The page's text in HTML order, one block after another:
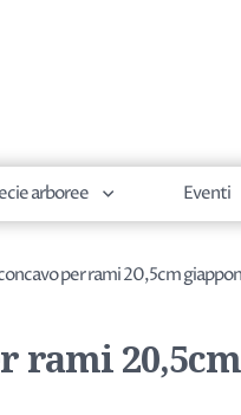
arboree Eventi
per rami 20,5cm
rami